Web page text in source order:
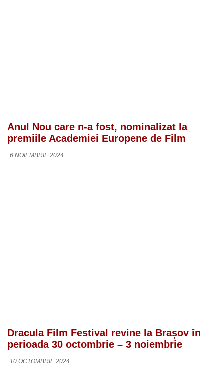
Anul Nou care n-a fost, nominalizat la
premiile Academiei Europene de Film
6 NOIEMBRIE 2024
Dracula Film Festival revine la Brașov în
perioada 30 octombrie – 3 noiembrie
10 OCTOMBRIE 2024